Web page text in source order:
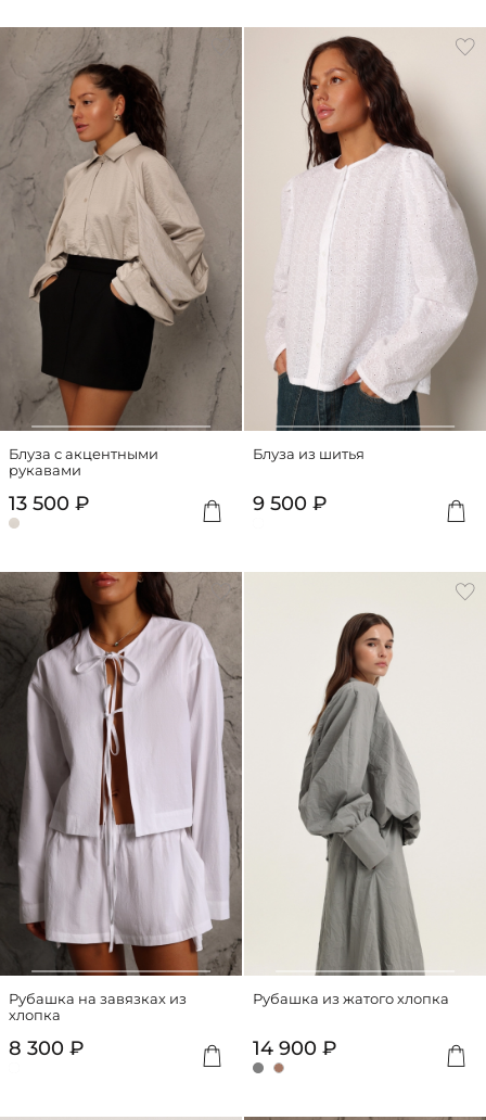
Блуза с акцентными
рукавами
13 500 ₽
Блуза из шитья
9 500 ₽
Рубашка на завязках из
хлопка
8 300 ₽
Рубашка из жатого хлопка
14 900 ₽